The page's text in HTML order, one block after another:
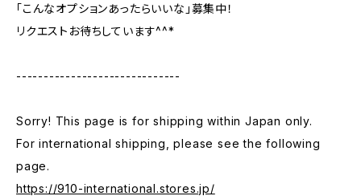
「こんなオプションあったらいいな」募集中！
リクエストお待ちしています^^*
------------------------------
Sorry! This page is for shipping within Japan only.
For international shipping, please see the following
page.
https://910-international.stores.jp/